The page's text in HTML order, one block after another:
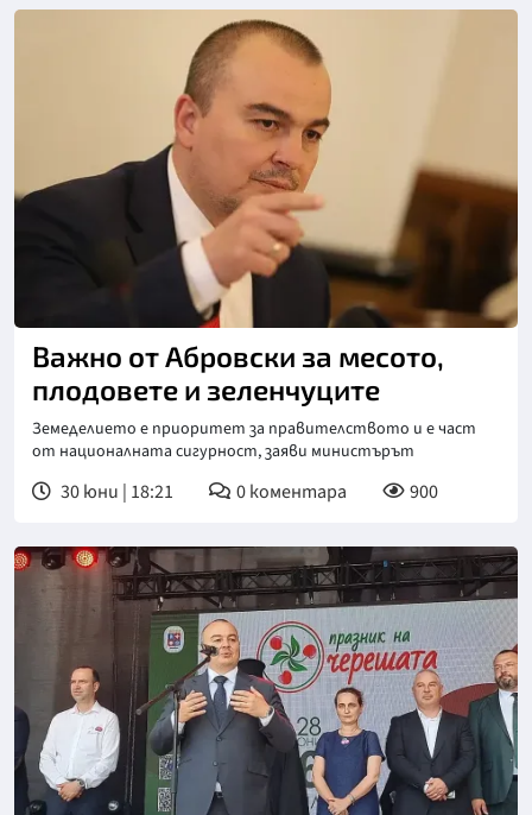
Важно от Абровски за месото,
плодовете и зеленчуците
Земеделието е приоритет за правителството и е част
от националната сигурност, заяви министърът
30 юни | 18:21 0коментара 900